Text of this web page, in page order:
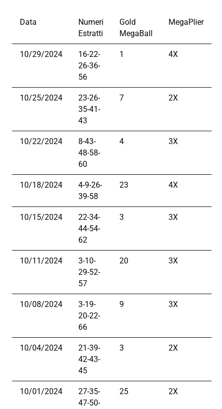
Data
Numeri
Estratti
Gold
MegaBall
MegaPlier
10/29/2024
16-22-
26-36-
56
1 4X
10/25/2024
23-26-
35-41-
43
7 2X
10/22/2024
8-43-
48-58-
60
4 3X
10/18/2024
4-9-26-
39-58
23 4X
10/15/2024
22-34-
44-54-
62
3 3X
10/11/2024
3-10-
29-52-
57
20 3X
10/08/2024
3-19-
20-22-
66
9 3X
10/04/2024
21-39-
42-43-
45
3 2X
10/01/2024
27-35-
47-50-
25 2X